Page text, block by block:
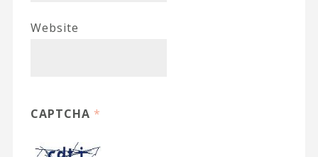
Website
CAPTCHA *